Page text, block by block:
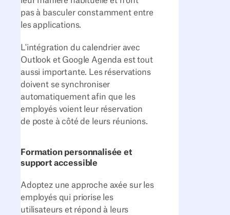
pas à basculer constamment entre
les applications.
L'intégration du calendrier avec
Outlook et Google Agenda est tout
aussi importante. Les réservations
doivent se synchroniser
automatiquement afin que les
employés voient leur réservation
de poste à côté de leurs réunions.
Formation personnalisée et
support accessible
Adoptez une approche axée sur les
employés qui priorise les
utilisateurs et répond à leurs